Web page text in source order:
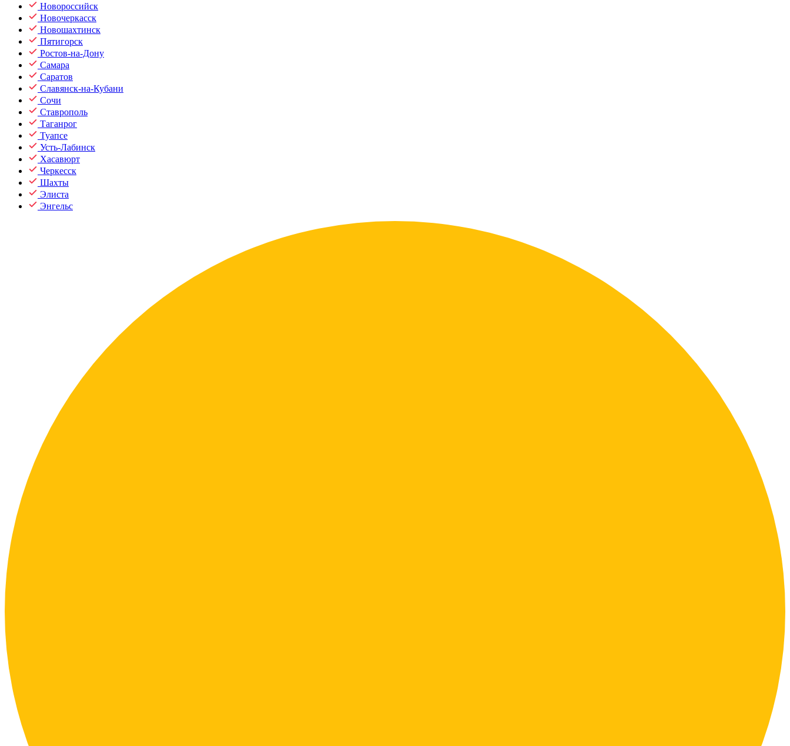
Новороссийск
Новочеркасск
Новошахтинск
Пятигорск
Ростов-на-Дону
Самара
Саратов
Славянск-на-Кубани
Сочи
Ставрополь
Таганрог
Туапсе
Усть-Лабинск
Хасавюрт
Черкесск
Шахты
Элиста
Энгельс